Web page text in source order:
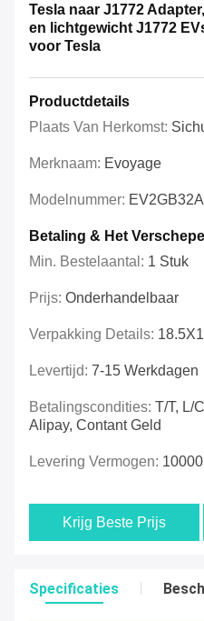
Tesla naar J1772
en lichtgewicht J1772
voor Tesla
Productdetails
Plaats Van Herkomst:
Merknaam: Evoyage
Modelnummer: EV2GB32A
Betaling & Het
Min. Bestelaantal: 1 Stuk
Prijs: Onderhandelbaar
Verpakking Details:
Levertijd: 7-15 Werkdagen
Betalingscondities: T/T, L/
Alipay, Contant Geld
Levering Vermogen:
Krijg Beste Prijs
Specificaties